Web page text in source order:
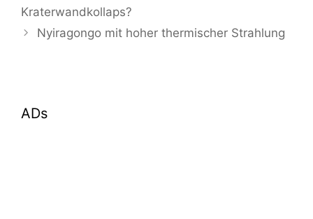
Kraterwandkollaps?
Nyiragongo mit hoher thermischer Strahlung
ADs